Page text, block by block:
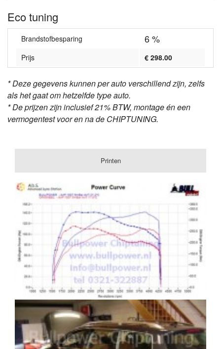
Eco tuning
Brandstofbesparing 6 %
Prijs € 298.00
* Deze gegevens kunnen per auto verschillend zijn, zelfs
als het gaat om hetzelfde type auto.
* De prijzen zijn inclusief 21% BTW, montage én een
vermogentest voor en na de CHIPTUNING.
Printen